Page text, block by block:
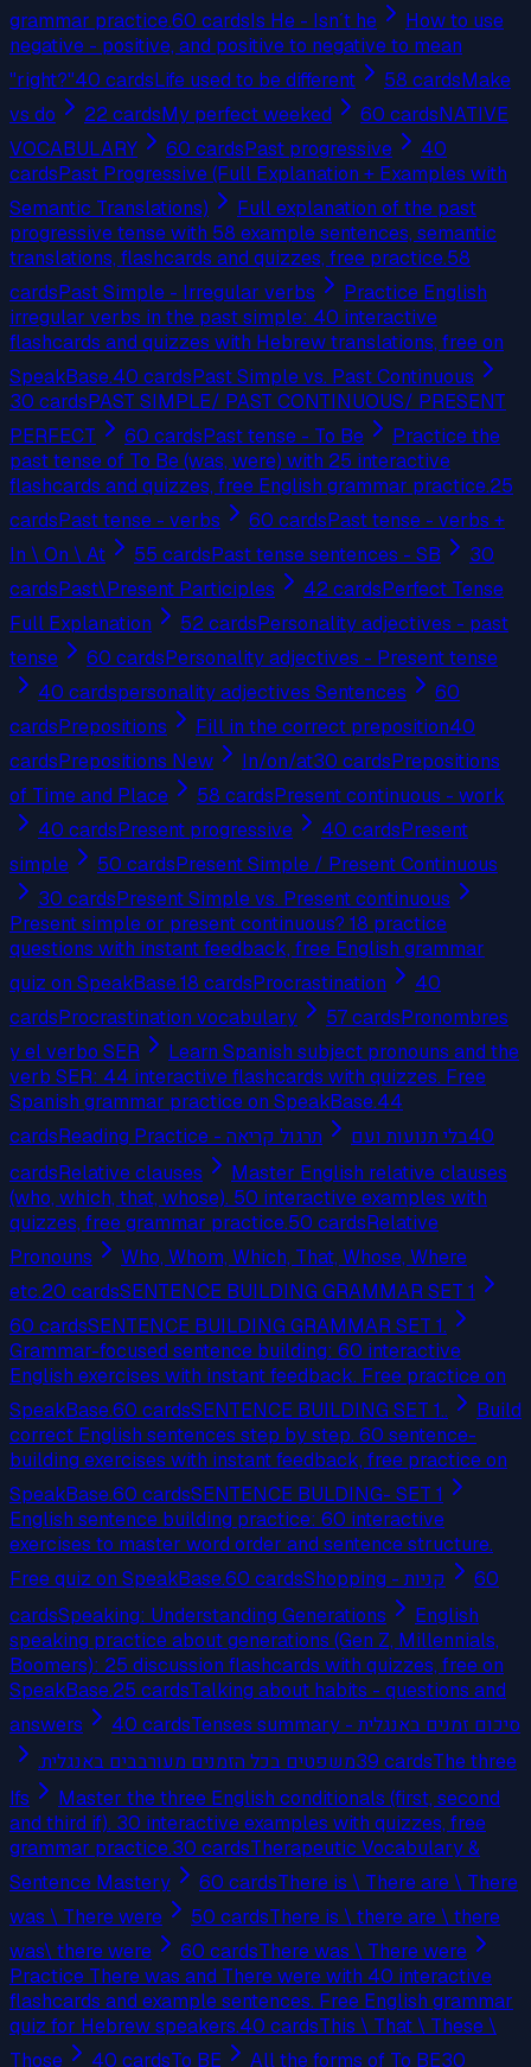
grammar practice.60 cardsIs He - Isn´t he
How to use
negative - positive, and positive to negative to mean
"right?"40 cardsLife used to be different 58 cardsMake
vs do
22 cardsMy perfect weeked 60 cardsNATIVE
VOCABULARY
60 cardsPast progressive
40
cardsPast Progressive (Full Explanation + Examples with
Semantic Translations)
Full explanation of the past
progressive tense with 58 example sentences, semantic
translations, flashcards and quizzes, free practice.58
cardsPast Simple - Irregular verbs
Practice English
irregular verbs in the past simple: 40 interactive
flashcards and quizzes with Hebrew translations, free on
SpeakBase.40 cardsPast Simple vs. Past Continuous
30 cardsPAST SIMPLE/ PAST CONTINUOUS/ PRESENT
PERFECT
60 cardsPast tense - To Be
Practice the
past tense of To Be (was, were) with 25 interactive
flashcards and quizzes, free English grammar practice.25
cardsPast tense - verbs 60 cardsPast tense - verbs +
In \ On \ At
55 cardsPast tense sentences - SB
30
cardsPast\Present Participles 42 cardsPerfect Tense
Full Explanation
52 cardsPersonality adjectives - past
tense
60 cardsPersonality adjectives - Present tense
40 cardspersonality adjectives Sentences
60
cardsPrepositions Fill in the correct preposition40
cardsPrepositions New In/on/at30 cardsPrepositions
of Time and Place
58 cardsPresent continuous - work
40 cardsPresent progressive 40 cardsPresent
simple
50 cardsPresent Simple / Present Continuous
30 cardsPresent Simple vs. Present continuous
Present simple or present continuous? 18 practice
questions with instant feedback, free English grammar
quiz on SpeakBase.18 cardsProcrastination
40
cardsProcrastination vocabulary 57cardsPronombres
y el verbo SER
Learn Spanish subject pronouns and the
verb SER: 44 interactive flashcards with quizzes. Free
Spanish grammar practice on SpeakBase.44
cards
Reading Practice - תרגול קריאה בלי תנועות ועם40
cardsRelative clauses
Master English relative clauses
(who, which, that, whose). 50 interactive examples with
quizzes, free grammar practice.50 cardsRelative
Pronouns
Who, Whom, Which, That, Whose, Where
etc.20 cardsSENTENCE BUILDING GRAMMAR SET 1
60 cardsSENTENCE BUILDING GRAMMAR SET 1.
Grammar-focused sentence building: 60 interactive
English exercises with instant feedback. Free practice on
SpeakBase.60 cardsSENTENCE BUILDING SET 1..
Build
correct English sentences step by step. 60 sentence-
building exercises with instant feedback, free practice on
SpeakBase.60 cardsSENTENCE BULDING- SET 1
English sentence building practice: 60 interactive
exercises to master word order and sentence structure.
Free quiz on SpeakBase.60 cards Shopping - קניות
60
cardsSpeaking: Understanding Generations
English
speaking practice about generations (Gen Z, Millennials,
Boomers): 25 discussion flashcards with quizzes, free on
SpeakBase.25 cardsTalking about habits - questions and
answers
40 cards
Tenses summary - סיכום זמנים באנגלית
משפטים בכל הזמנים מעורבבים באנגלית.39 cardsThe three
Ifs
Master the three English conditionals (first, second
and third if). 30 interactive examples with quizzes, free
grammar practice.30 cardsTherapeutic Vocabulary &
Sentence Mastery
60 cardsThere is \ There are \ There
was \ There were
50 cardsThere is \ there are \ there
was\ there were
60 cardsThere was \ There were
Practice There was and There were with 40 interactive
flashcards and example sentences. Free English grammar
quiz for Hebrew speakers.40 cardsThis \ That \ These \
Those
40 cardsTo BE All the forms of To BE30